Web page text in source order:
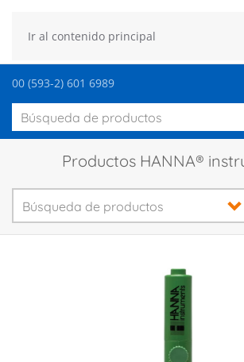
Ir al contenido principal
00 (593-2) 601 6989
Productos HANNA®